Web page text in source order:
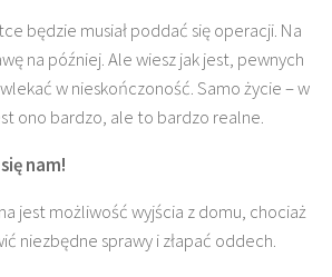
będzie musiał poddać się operacji. Na
na później. Ale wiesz jak jest, pewnych
w nieskończoność. Samo życie – w
ono bardzo, ale to bardzo realne.
nam!
jest możliwość wyjścia z domu, chociaż
niezbędne sprawy i złapać oddech.